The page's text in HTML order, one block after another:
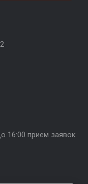
16:00 прием заявок